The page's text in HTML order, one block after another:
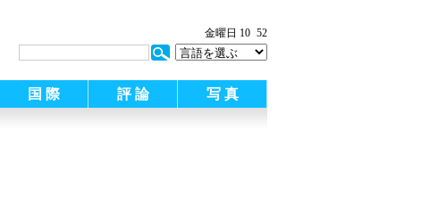
金曜日 10 52
国 際 評 論 写 真